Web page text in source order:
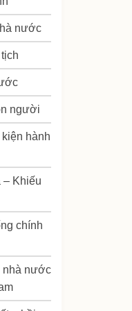
nước
người
hành
– Khiếu
chính
nhà nước